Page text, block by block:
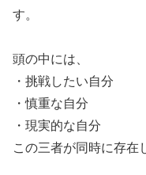
す。
頭の中には、
・挑戦したい自分
・慎重な自分
・現実的な自分
この三者が同時に存在